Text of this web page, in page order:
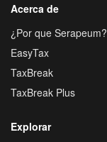
Acerca de
¿Por que Serapeum?
EasyTax
TaxBreak
TaxBreak Plus
Explorar